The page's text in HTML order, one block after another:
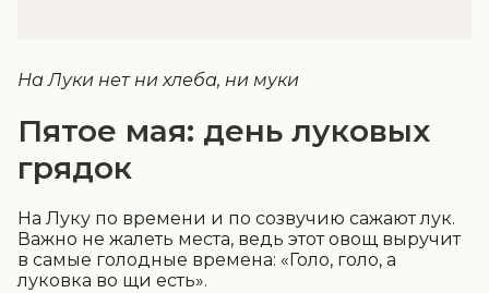
На Луки нет ни хлеба, ни муки
Пятое мая: день луковых
грядок
На Луку по времени и по созвучию сажают лук.
Важно не жалеть места, ведь этот овощ выручит
в самые голодные времена: «Голо, голо, а
луковка во щи есть».